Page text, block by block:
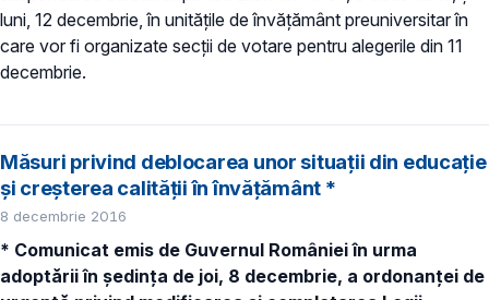
luni, 12 decembrie, în unitățile de învățământ preuniversitar în
care vor fi organizate secții de votare pentru alegerile din 11
decembrie.
Măsuri privind deblocarea unor situații din educație
și creșterea calității în învățământ *
8 decembrie 2016
* Comunicat emis de Guvernul României în urma
adoptării în ședința de joi, 8 decembrie, a ordonanței de